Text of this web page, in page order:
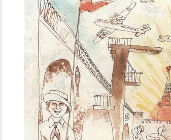
Приглашаем пройти годовой курс по